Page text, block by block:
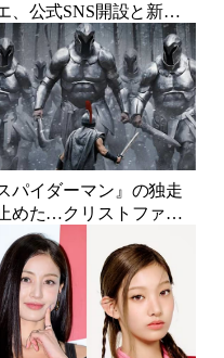
、公式SNS開設と新ビ
アル公開で復帰説が急
パイダーマン』の独走
めた…クリストファ
ノーラン史上最大、390
の超大作がついに韓国